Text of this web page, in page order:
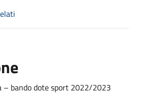
– bando dote sport 2022/2023